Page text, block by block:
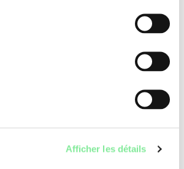
Afficher les détails